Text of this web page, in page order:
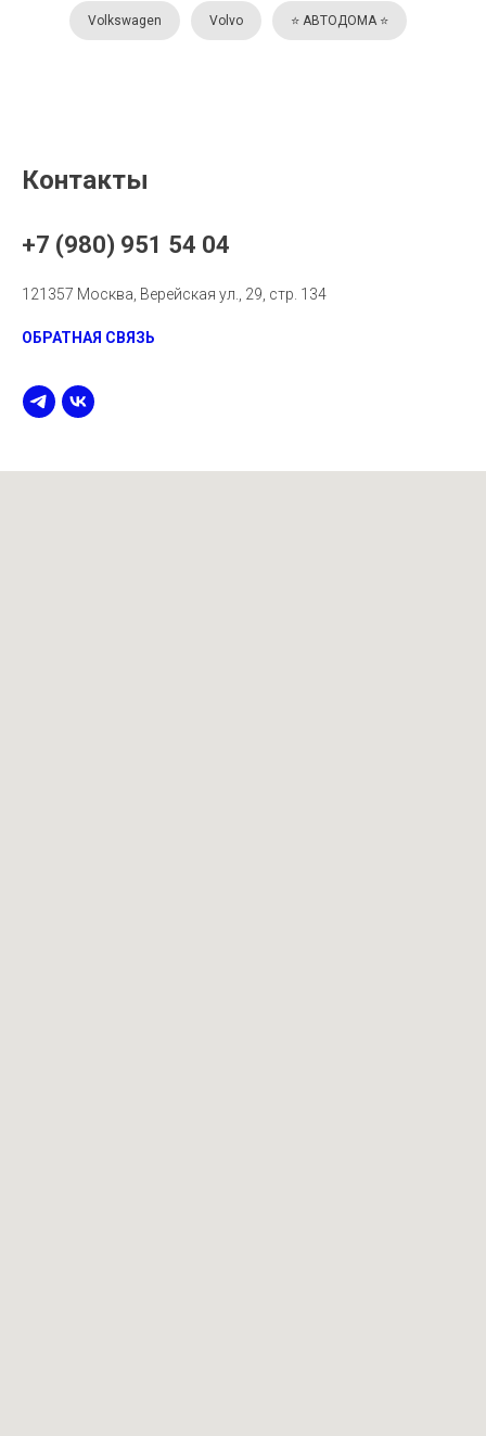
Volkswagen Volvo ⭐️ АВТОДОМА ⭐️
Контакты
+7 (980) 951 54 04
121357 Москва, Верейская ул., 29, стр. 134
ОБРАТНАЯ СВЯЗЬ